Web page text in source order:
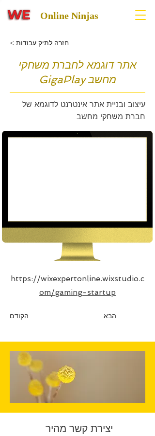
Online Ninjas
< חזרה לתיק עבודות
אתר דוגמא לחברת משחקי
מחשב GigaPlay
עיצוב ובניית אתר אינטרנט לדוגמא של
חברת משחקי מחשב
https://wixexpertonline.wixstudio.c
om/gaming-startup
הקודם הבא
יצירת קשר מהיר